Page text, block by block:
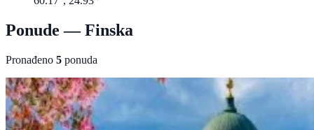
Ponude — Finska
Pronađeno 5 ponuda